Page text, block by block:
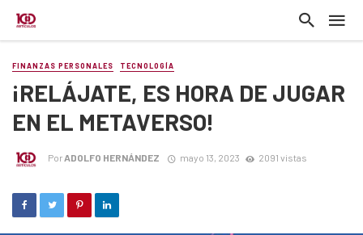
FINANZAS PERSONALES TECNOLOGÍA
¡RELÁJATE, ES HORA DE JUGAR
EN EL METAVERSO!
Por ADOLFO HERNÁNDEZ mayo 13, 2023 2091 vistas